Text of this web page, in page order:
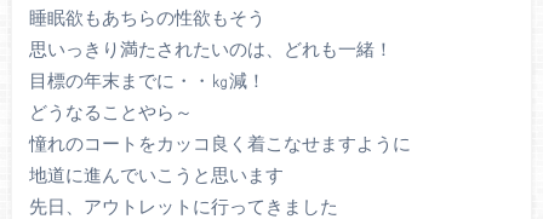
睡眠欲もあちらの性欲もそう
思いっきり満たされたいのは、どれも一緒！
目標の年末までに・・㎏減！
どうなることやら～
憧れのコートをカッコ良く着こなせますように
地道に進んでいこうと思います
先日、アウトレットに行ってきました